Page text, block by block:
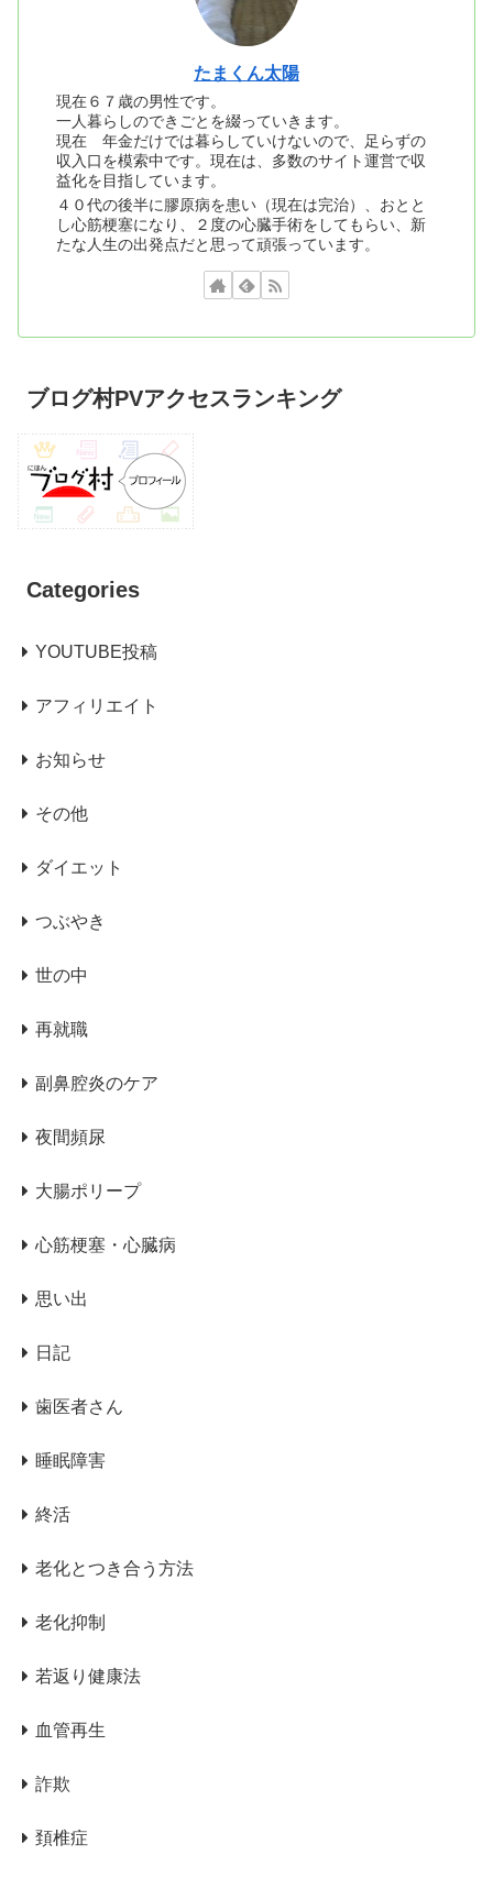
たまくん太陽
現在６７歳の男性です。
一人暮らしのできごとを綴っていきます。
現在 年金だけでは暮らしていけないので、足らずの
収入口を模索中です。現在は、多数のサイト運営で収
益化を目指しています。
４０代の後半に膠原病を患い（現在は完治）、おとと
し心筋梗塞になり、２度の心臓手術をしてもらい、新
たな人生の出発点だと思って頑張っています。
ブログ村PVアクセスランキング
Categories
YOUTUBE投稿
アフィリエイト
お知らせ
その他
ダイエット
つぶやき
世の中
再就職
副鼻腔炎のケア
夜間頻尿
大腸ポリープ
心筋梗塞・心臓病
思い出
日記
歯医者さん
睡眠障害
終活
老化とつき合う方法
老化抑制
若返り健康法
血管再生
詐欺
頚椎症